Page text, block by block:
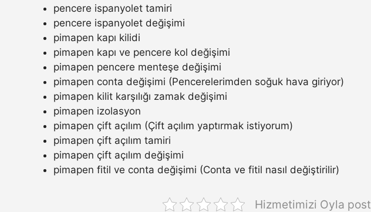
pencere ispanyolet tamiri
pencere ispanyolet değişimi
pimapen kapı kilidi
pimapen kapı ve pencere kol değişimi
pimapen pencere menteşe değişimi
pimapen conta değişimi (Pencerelerimden soğuk hava giriyor)
pimapen kilit karşılığı zamak değişimi
pimapen izolasyon
pimapen çift açılım (Çift açılım yaptırmak istiyorum)
pimapen çift açılım tamiri
pimapen çift açılım değişimi
pimapen fitil ve conta değişimi (Conta ve fitil nasıl değiştirilir)
Hizmetimizi Oyla post